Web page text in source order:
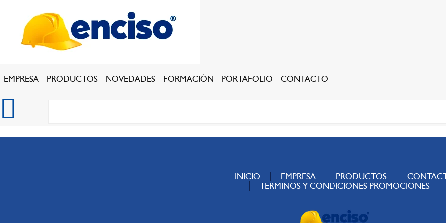
EMPRESA PRODUCTOS NOVEDADES FORMACIÓN PORTAFOLIO CONTACTO
INICIO EMPRESA PRODUCTOS
TERMINOS Y CONDICIONES PROMOCIONES